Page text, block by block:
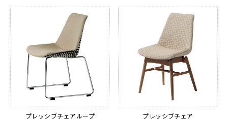
プレッシブチェアループ プレッシブチェア